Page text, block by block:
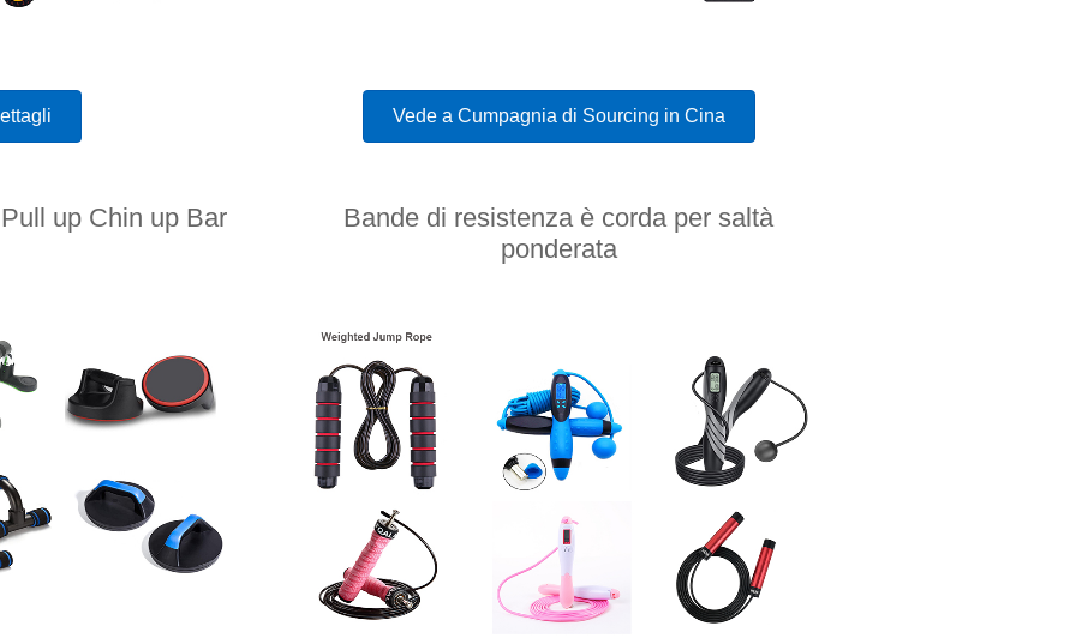
Vede a Cumpagnia di Sourcing in Cina
up Chin up Bar
Bande di resistenza è corda per saltà
ponderata